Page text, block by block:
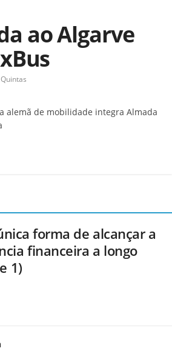
ao Algarve
alemã de mobilidade integra Almada
forma de alcançar a
financeira a longo
1)